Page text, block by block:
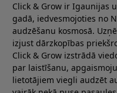
Click & Grow ir Igaunijas
gadā, iedvesmojoties no
audzēšanu kosmosā.
izjust dārzkopības
Click & Grow izstrādā
par laistīšanu,
lietotājiem viegli audzēt